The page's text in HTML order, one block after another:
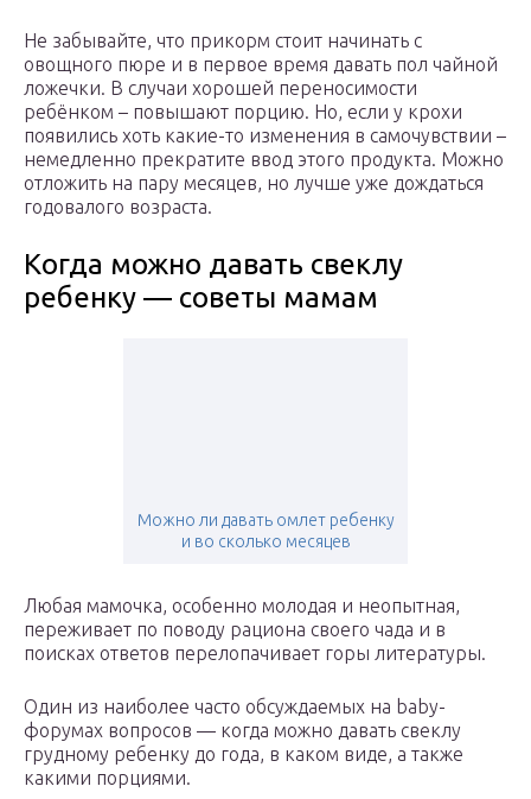
Не забывайте, что прикорм стоит начинать с
овощного пюре и в первое время давать пол чайной
ложечки. В случаи хорошей переносимости
ребёнком – повышают порцию. Но, если у крохи
появились хоть какие-то изменения в самочувствии –
немедленно прекратите ввод этого продукта. Можно
отложить на пару месяцев, но лучше уже дождаться
годовалого возраста.
Когда можно давать свеклу
ребенку — советы мамам
Можно ли давать омлет ребенку
и во сколько месяцев
Любая мамочка, особенно молодая и неопытная,
переживает по поводу рациона своего чада и в
поисках ответов перелопачивает горы литературы.
Один из наиболее часто обсуждаемых на baby-
форумах вопросов — когда можно давать свеклу
грудному ребенку до года, в каком виде, а также
какими порциями.